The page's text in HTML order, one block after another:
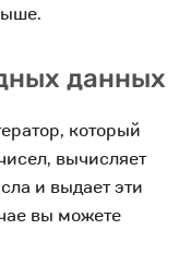
данных
который
вычисляет
и выдает эти
вы можете